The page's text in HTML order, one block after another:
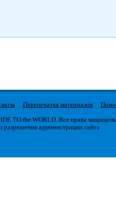
Перепечатка материалов
TO the WORLD. Все права
разрешения администрации сайта